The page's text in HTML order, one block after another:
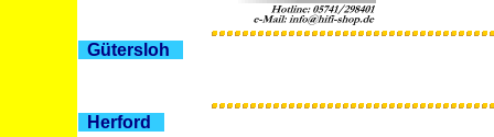
Gütersloh
Herford